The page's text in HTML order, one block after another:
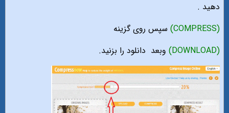
دهید .
(COMPRESS)
سپس روی گزینه
(DOWNLOAD)
وبعد دانلود را بزنید.